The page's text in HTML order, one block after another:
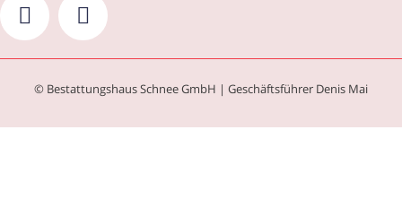
© Bestattungshaus Schnee GmbH | Geschäftsführer Denis Mai